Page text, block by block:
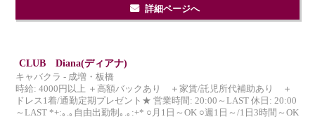
詳細ページへ
CLUB Diana(ディアナ)
キャバクラ - 成増・板橋
時給: 4000円以上 ＋高額バックあり ＋家賃/託児所代補助あり ＋
ドレス1着/通勤定期プレゼント★ 営業時間: 20:00～LAST 休日: 20:00
～LAST *+:｡.｡自由出勤制｡.｡:+* ○月1日～OK ○週1日～/1日3時間～OK